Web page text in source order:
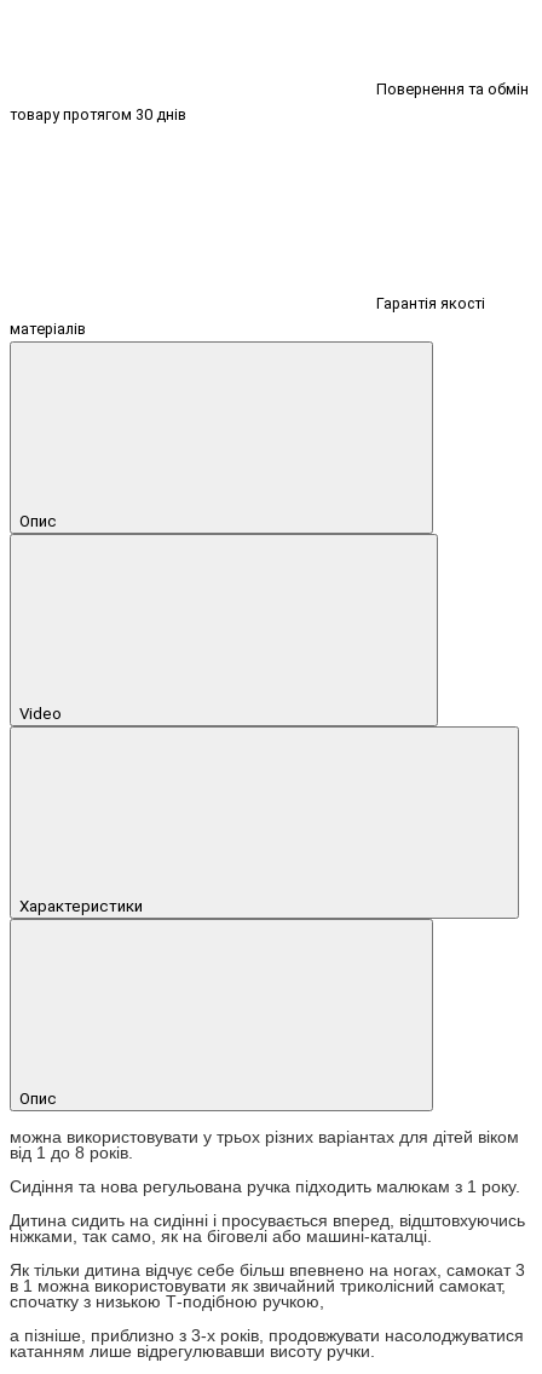
Повернення та обмін
товару протягом 30 днів
Гарантія якості
матеріалів
Опис
Video
Характеристики
Опис
можна використовувати у трьох різних варіантах для дітей віком
від 1 до 8 років.
Сидіння та нова регульована ручка підходить малюкам з 1 року.
Дитина сидить на сидінні і просувається вперед, відштовхуючись
ніжками, так само, як на біговелі або машині-каталці.
Як тільки дитина відчує себе більш впевнено на ногах, самокат 3
в 1 можна використовувати як звичайний триколісний самокат,
спочатку з низькою Т-подібною ручкою,
а пізніше, приблизно з 3-х років, продовжувати насолоджуватися
катанням лише відрегулювавши висоту ручки.